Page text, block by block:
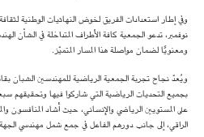
وفي إطار استعدادات الفريق لخوض النهائيات الوطنية
نوفمبر، تدعو الجمعية كافة الأطراف المتداخلة في الشأن
ومعنويًا لضمان مواصلة هذا المسار المتميّز.
ويُعدّ نجاح تجربة الجمعية الرياضية للمهندسين
بجميع التحديات الرياضية التي شاركوا فيها وتحقيقهم
على المستويين الرياضي والإنساني، حيث أشاد المنافسون
الراقي، إلى جانب دورهم الفاعل في جمع شمل مهندسي